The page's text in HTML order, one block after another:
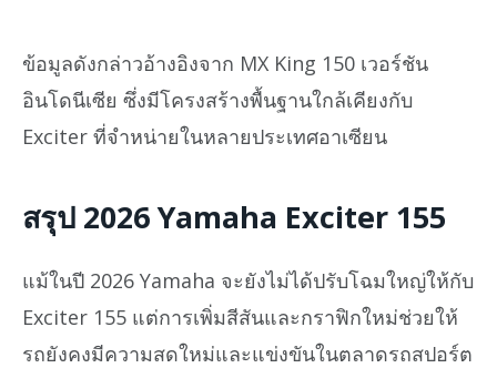
ข้อมูลดังกล่าวอ้างอิงจาก MX King 150 เวอร์ชัน
อินโดนีเซีย ซึ่งมีโครงสร้างพื้นฐานใกล้เคียงกับ
Exciter ที่จำหน่ายในหลายประเทศอาเซียน
สรุป 2026 Yamaha Exciter 155
แม้ในปี 2026 Yamaha จะยังไม่ได้ปรับโฉมใหญ่ให้กับ
Exciter 155 แต่การเพิ่มสีสันและกราฟิกใหม่ช่วยให้
รถยังคงมีความสดใหม่และแข่งขันในตลาดรถสปอร์ต